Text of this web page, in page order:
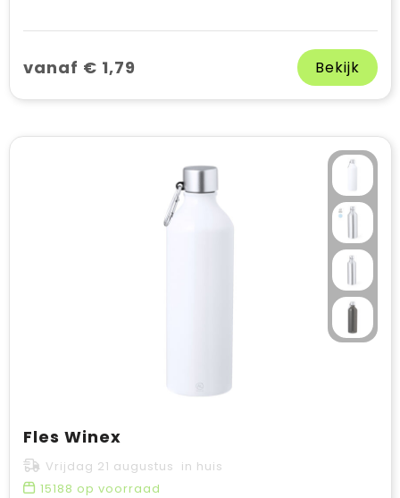
vanaf € 1,79 Bekijk
Fles Winex
Vrijdag 21 augustus in huis
15188 op voorraad